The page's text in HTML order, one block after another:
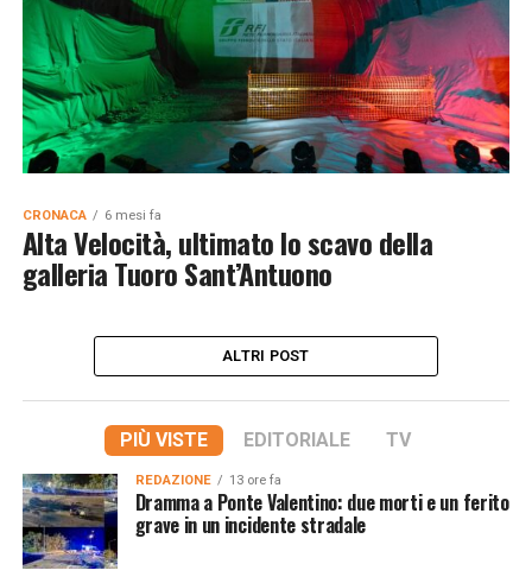
CRONACA 6 mesi fa
Alta Velocità, ultimato lo scavo della
galleria Tuoro Sant’Antuono
ALTRI POST
PIÙ VISTE EDITORIALE TV
REDAZIONE 13 ore fa
Dramma a Ponte Valentino: due morti e un ferito
grave in un incidente stradale